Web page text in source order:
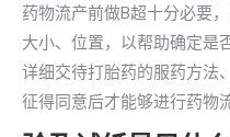
药物流产前做B超十分必要
大小、位置，以帮助确定是
详细交待打胎药的服药方法
征得同意后才能够进行药物